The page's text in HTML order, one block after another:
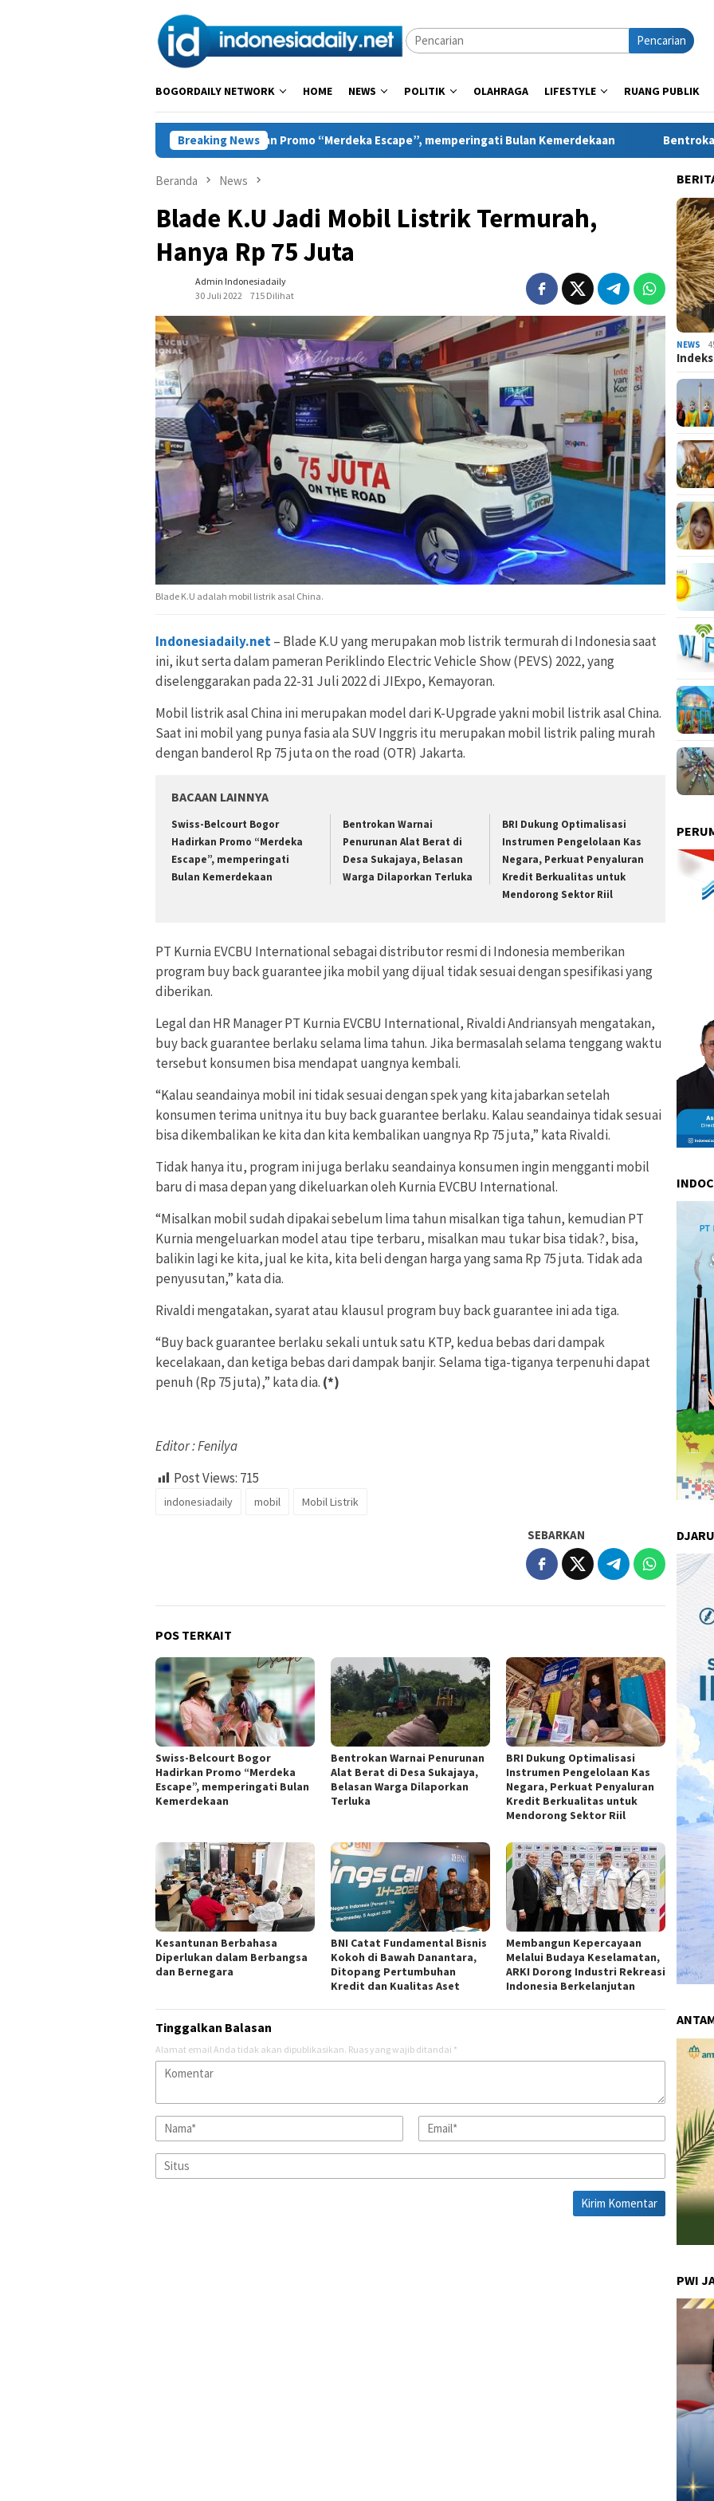
Pencarian
BOGORDAILY NETWORK HOME NEWS POLITIK OLAHRAGA LIFESTYLE RUANG PUBLIK
Breaking News
Belcourt Bogor Hadirkan Promo “Merdeka Escape”, memperingati Bulan Kemerdekaan Bentrokan Warnai Penurunan
Beranda News
Blade K.U Jadi Mobil Listrik Termurah,
Hanya Rp 75 Juta
Admin Indonesiadaily
30 Juli 2022
715 Dilihat
Blade K.U adalah mobil listrik asal China.
Indonesiadaily.net– Blade K.U yang merupakan mob listrik termurah di Indonesia saat
ini, ikut serta dalam pameran Periklindo Electric Vehicle Show (PEVS) 2022, yang
diselenggarakan pada 22-31 Juli 2022 di JIExpo, Kemayoran.
Mobil listrik asal China ini merupakan model dari K-Upgrade yakni mobil listrik asal China.
Saat ini mobil yang punya fasia ala SUV Inggris itu merupakan mobil listrik paling murah
dengan banderol Rp 75 juta on the road (OTR) Jakarta.
BACAAN LAINNYA
Swiss-Belcourt Bogor
Hadirkan Promo “Merdeka
Escape”, memperingati
Bulan Kemerdekaan
Bentrokan Warnai
Penurunan Alat Berat di
Desa Sukajaya, Belasan
Warga Dilaporkan Terluka
BRI Dukung Optimalisasi
Instrumen Pengelolaan Kas
Negara, Perkuat Penyaluran
Kredit Berkualitas untuk
Mendorong Sektor Riil
PT Kurnia EVCBU International sebagai distributor resmi di Indonesia memberikan
program buy back guarantee jika mobil yang dijual tidak sesuai dengan spesifikasi yang
diberikan.
Legal dan HR Manager PT Kurnia EVCBU International, Rivaldi Andriansyah mengatakan,
buy back guarantee berlaku selama lima tahun. Jika bermasalah selama tenggang waktu
tersebut konsumen bisa mendapat uangnya kembali.
“Kalau seandainya mobil ini tidak sesuai dengan spek yang kita jabarkan setelah
konsumen terima unitnya itu buy back guarantee berlaku. Kalau seandainya tidak sesuai
bisa dikembalikan ke kita dan kita kembalikan uangnya Rp 75 juta,” kata Rivaldi.
Tidak hanya itu, program ini juga berlaku seandainya konsumen ingin mengganti mobil
baru di masa depan yang dikeluarkan oleh Kurnia EVCBU International.
“Misalkan mobil sudah dipakai sebelum lima tahun misalkan tiga tahun, kemudian PT
Kurnia mengeluarkan model atau tipe terbaru, misalkan mau tukar bisa tidak?, bisa,
balikin lagi ke kita, jual ke kita, kita beli dengan harga yang sama Rp 75 juta. Tidak ada
penyusutan,” kata dia.
Rivaldi mengatakan, syarat atau klausul program buy back guarantee ini ada tiga.
“Buy back guarantee berlaku sekali untuk satu KTP, kedua bebas dari dampak
kecelakaan, dan ketiga bebas dari dampak banjir. Selama tiga-tiganya terpenuhi dapat
penuh (Rp 75 juta),” kata dia. (*)
Editor : Fenilya
Post Views: 715
indonesiadaily mobil Mobil Listrik
SEBARKAN
POS TERKAIT
Swiss-Belcourt Bogor
Hadirkan Promo “Merdeka
Escape”, memperingati Bulan
Kemerdekaan
Bentrokan Warnai Penurunan
Alat Berat di Desa Sukajaya,
Belasan Warga Dilaporkan
Terluka
BRI Dukung Optimalisasi
Instrumen Pengelolaan Kas
Negara, Perkuat Penyaluran
Kredit Berkualitas untuk
Mendorong Sektor Riil
Kesantunan Berbahasa
Diperlukan dalam Berbangsa
dan Bernegara
BNI Catat Fundamental Bisnis
Kokoh di Bawah Danantara,
Ditopang Pertumbuhan
Kredit dan Kualitas Aset
Membangun Kepercayaan
Melalui Budaya Keselamatan,
ARKI Dorong Industri Rekreasi
Indonesia Berkelanjutan
Tinggalkan Balasan
Alamat email Anda tidak akan dipublikasikan. Ruas yang wajib ditandai *
NEWS
PWI